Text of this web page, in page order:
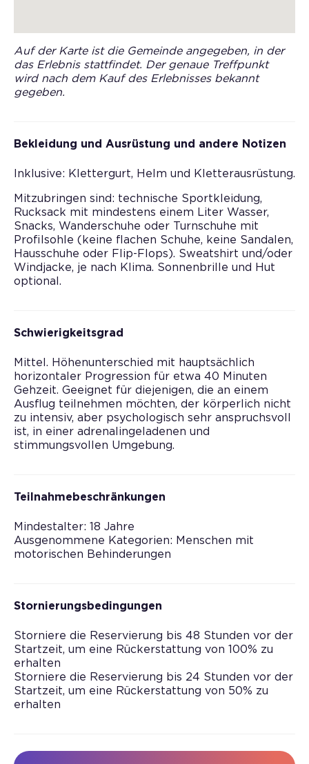
Auf der Karte ist die Gemeinde angegeben, in der
das Erlebnis stattfindet. Der genaue Treffpunkt
wird nach dem Kauf des Erlebnisses bekannt
gegeben.
Bekleidung und Ausrüstung und andere Notizen
Inklusive: Klettergurt, Helm und Kletterausrüstung.
Mitzubringen sind: technische Sportkleidung,
Rucksack mit mindestens einem Liter Wasser,
Snacks, Wanderschuhe oder Turnschuhe mit
Profilsohle (keine flachen Schuhe, keine Sandalen,
Hausschuhe oder Flip-Flops). Sweatshirt und/oder
Windjacke, je nach Klima. Sonnenbrille und Hut
optional.
Schwierigkeitsgrad
Mittel. Höhenunterschied mit hauptsächlich
horizontaler Progression für etwa 40 Minuten
Gehzeit. Geeignet für diejenigen, die an einem
Ausflug teilnehmen möchten, der körperlich nicht
zu intensiv, aber psychologisch sehr anspruchsvoll
ist, in einer adrenalingeladenen und
stimmungsvollen Umgebung.
Teilnahmebeschränkungen
Mindestalter: 18 Jahre
Ausgenommene Kategorien: Menschen mit
motorischen Behinderungen
Stornierungsbedingungen
Storniere die Reservierung bis 48 Stunden vor der
Startzeit, um eine Rückerstattung von 100% zu
erhalten
Storniere die Reservierung bis 24 Stunden vor der
Startzeit, um eine Rückerstattung von 50% zu
erhalten